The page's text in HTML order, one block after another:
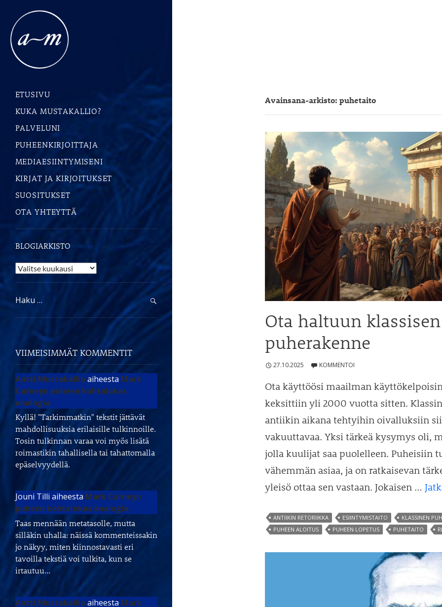
Avainsana-arkisto: puhetaito
Ota haltuun
puherakenne
27.10.2025 KOMMENTOI
Ota käyttöösi maailman
keksittiin yli 2000 vuotta sitten.
antiikin aikana tehtyihin oivalluksiin
vakuuttavaa. Yksi tärkeä kysymys oli,
jolla kuulijat saa puolelleen. Puheisiin
vähemmän asiaa, ja on ratkaisevan
yleisö ottaa sen vastaan. Jokaisen …
ANTIIKIN RETORIIKKA ESIINTYMISTAITO KLASSINEN
PUHEEN ALOITUS
PUHEEN LOPETUS PUHETAITO
ETUSIVU
KUKA MUSTAKALLIO?
PALVELUNI
PUHEENKIRJOITTAJA
MEDIAESIINTYMISENI
KIRJAT JA KIRJOITUKSET
SUOSITUKSET
OTA YHTEYTTÄ
BLOGIARKISTO
Blogiarkisto
Haku:
VIIMEISIMMÄT KOMMENTIT
Antti Mustakallioaiheesta Mark
Carneyn puheen kohtalokas
analogia
Kyllä! "Tarkimmatkin" tekstit jättävät
mahdollisuuksia erilaisille tulkinnoille.
Tosin tulkinnan varaa voi myös lisätä
roimastikin tahallisella tai tahattomalla
epäselvyydellä.
Jouni Tilli aiheesta Mark Carneyn
puheen kohtalokas analogia
Taas mennään metatasolle, mutta
silläkin uhalla: näissä kommenteissakin
jo näkyy, miten kiinnostavasti eri
tavoilla tekstiä voi tulkita, kun se
irtautuu…
Antti Mustakallioaiheesta Mark